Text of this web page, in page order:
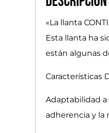
«La llanta
Esta llanta ha
están algunas
Características
Adaptabilidad a
adherencia y la